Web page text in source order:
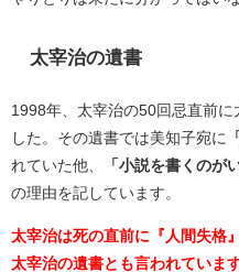
太宰治の遺書
1998年、太宰治の50回忌直前
した。その遺書では美知子宛に
れていた他、
「小説を書くのが
の理由を記しています。
太宰治は死の直前に『人間失格
太宰治の遺書とも言われていま